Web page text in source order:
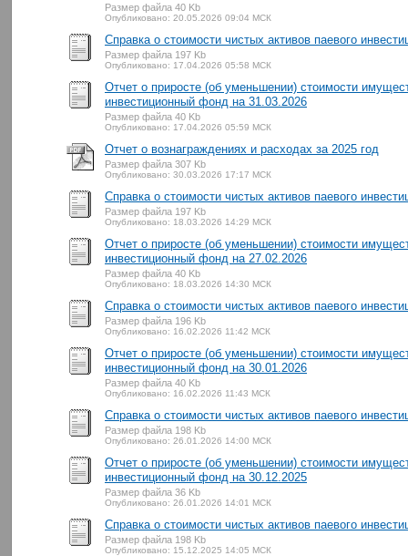
Размер файла 40 Kb
Опубликовано: 20.05.2026 09:04 МСК
Справка о стоимости чистых активов паевого
Размер файла 197 Kb
Опубликовано: 17.04.2026 05:58 МСК
Отчет о приросте (об уменьшении) стоимости
инвестиционный фонд на 31.03.2026
Размер файла 40 Kb
Опубликовано: 17.04.2026 05:59 МСК
Отчет о вознаграждениях и расходах за 2025 год
Размер файла 307 Kb
Опубликовано: 30.03.2026 17:17 МСК
Справка о стоимости чистых активов паевого
Размер файла 197 Kb
Опубликовано: 18.03.2026 14:29 МСК
Отчет о приросте (об уменьшении) стоимости
инвестиционный фонд на 27.02.2026
Размер файла 40 Kb
Опубликовано: 18.03.2026 14:30 МСК
Справка о стоимости чистых активов паевого
Размер файла 196 Kb
Опубликовано: 16.02.2026 11:42 МСК
Отчет о приросте (об уменьшении) стоимости
инвестиционный фонд на 30.01.2026
Размер файла 40 Kb
Опубликовано: 16.02.2026 11:43 МСК
Справка о стоимости чистых активов паевого
Размер файла 198 Kb
Опубликовано: 26.01.2026 14:00 МСК
Отчет о приросте (об уменьшении) стоимости
инвестиционный фонд на 30.12.2025
Размер файла 36 Kb
Опубликовано: 26.01.2026 14:01 МСК
Справка о стоимости чистых активов паевого
Размер файла 198 Kb
Опубликовано: 15.12.2025 14:05 МСК